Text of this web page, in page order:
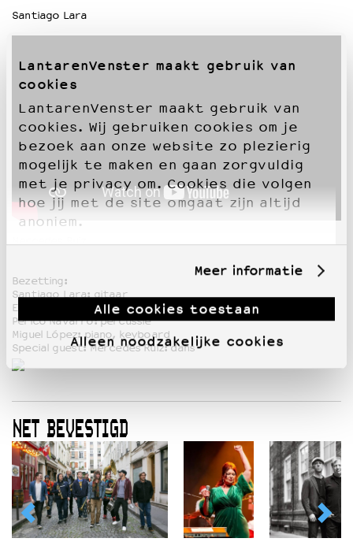
LantarenVenster maakt gebruik van
cookies
LantarenVenster maakt gebruik van
cookies. Wij gebruiken cookies om je
bezoek aan onze website zo plezierig
mogelijk te maken en gaan zorgvuldig
met je privacy om. Cookies die volgen
hoe jij met de site omgaat zijn altijd
anoniem.
Meer informatie
Alle cookies toestaan
Alleen noodzakelijke cookies
Santiago Lara
Bezetting:
Santiago Lara: gitaar
El Londro: zang
Perico Navarro: percussie
Miguel López: piano, keyboard
Special guest: Mercedes Ruiz: dans
NET BEVESTIGD